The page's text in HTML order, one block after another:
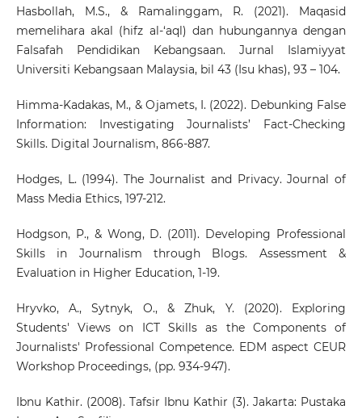
Hasbollah, M.S., & Ramalinggam, R. (2021). Maqasid
memelihara akal (hifz al-‘aql) dan hubungannya dengan
Falsafah Pendidikan Kebangsaan. Jurnal Islamiyyat
Universiti Kebangsaan Malaysia, bil 43 (Isu khas), 93 – 104.
Himma-Kadakas, M., & Ojamets, I. (2022). Debunking False
Information: Investigating Journalists’ Fact-Checking
Skills. Digital Journalism, 866-887.
Hodges, L. (1994). The Journalist and Privacy. Journal of
Mass Media Ethics, 197-212.
Hodgson, P., & Wong, D. (2011). Developing Professional
Skills in Journalism through Blogs. Assessment &
Evaluation in Higher Education, 1-19.
Hryvko, A., Sytnyk, O., & Zhuk, Y. (2020). Exploring
Students' Views on ICT Skills as the Components of
Journalists' Professional Competence. EDM aspect CEUR
Workshop Proceedings, (pp. 934-947).
Ibnu Kathir. (2008). Tafsir Ibnu Kathir (3). Jakarta: Pustaka